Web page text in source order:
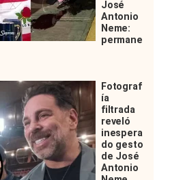
José
Antonio
Neme:
permane
Fotograf
ía
filtrada
reveló
inespera
do gesto
de José
Antonio